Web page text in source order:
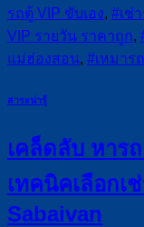
รถตู้ VIP ขับเอง, #เช่
VIP รายวัน ราคาถูก,
แม่ฮ่องสอน, #เหมาร
สาระน่ารู้
เคล็ดลับ หาร
เทคนิคเลือกเ
Sabaivan